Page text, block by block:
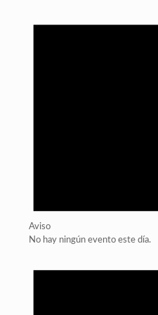
Aviso
No hay ningún evento este día.